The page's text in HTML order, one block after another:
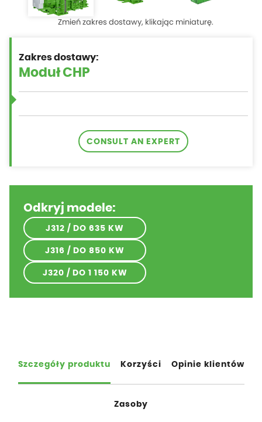
Zmień zakres dostawy, klikając miniaturę.
Zakres dostawy:
CONSULT AN EXPERT
Odkryj modele:
J312 / DO 635 KW
J316 / DO 850 KW
J320 / DO 1 150 KW
Szczegóły produktu Korzyści Opinie klientów
Zasoby